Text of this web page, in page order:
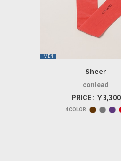
MEN
Sheer
conlead
PRICE : ￥3,300
4COLOR